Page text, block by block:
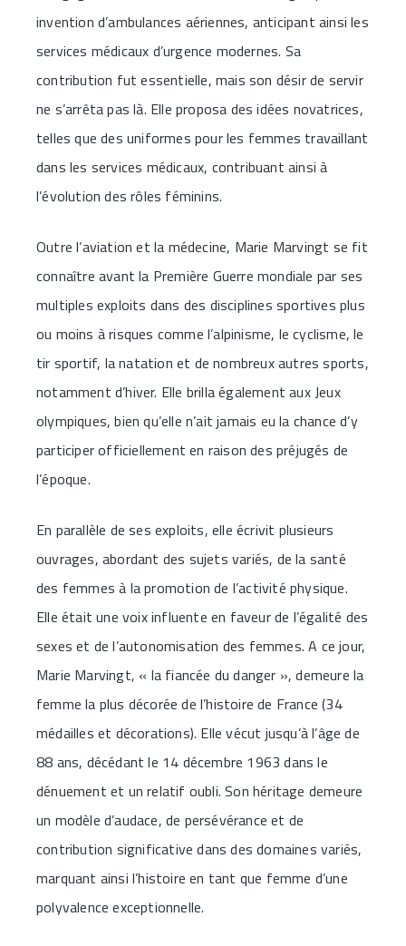
invention d’ambulances aériennes, anticipant ainsi les
services médicaux d’urgence modernes. Sa
contribution fut essentielle, mais son désir de servir
ne s’arrêta pas là. Elle proposa des idées novatrices,
telles que des uniformes pour les femmes travaillant
dans les services médicaux, contribuant ainsi à
l’évolution des rôles féminins.
Outre l’aviation et la médecine, Marie Marvingt se fit
connaître avant la Première Guerre mondiale par ses
multiples exploits dans des disciplines sportives plus
ou moins à risques comme l’alpinisme, le cyclisme, le
tir sportif, la natation et de nombreux autres sports,
notamment d’hiver. Elle brilla également aux Jeux
olympiques, bien qu’elle n’ait jamais eu la chance d’y
participer officiellement en raison des préjugés de
l’époque.
En parallèle de ses exploits, elle écrivit plusieurs
ouvrages, abordant des sujets variés, de la santé
des femmes à la promotion de l’activité physique.
Elle était une voix influente en faveur de l’égalité des
sexes et de l’autonomisation des femmes. A ce jour,
Marie Marvingt, « la fiancée du danger », demeure la
femme la plus décorée de l’histoire de France (34
médailles et décorations). Elle vécut jusqu’à l’âge de
88 ans, décédant le 14 décembre 1963 dans le
dénuement et un relatif oubli. Son héritage demeure
un modèle d’audace, de persévérance et de
contribution significative dans des domaines variés,
marquant ainsi l’histoire en tant que femme d’une
polyvalence exceptionnelle.